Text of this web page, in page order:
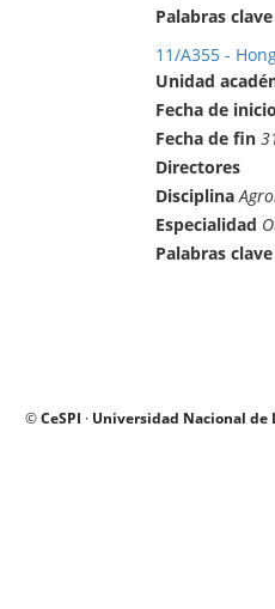
Palabras clave
11/A355 -
Unidad
Fecha de inicio
Fecha de fin
Directores
Disciplina
Especialidad
Palabras clave
©CeSPI · Universidad Nacional de